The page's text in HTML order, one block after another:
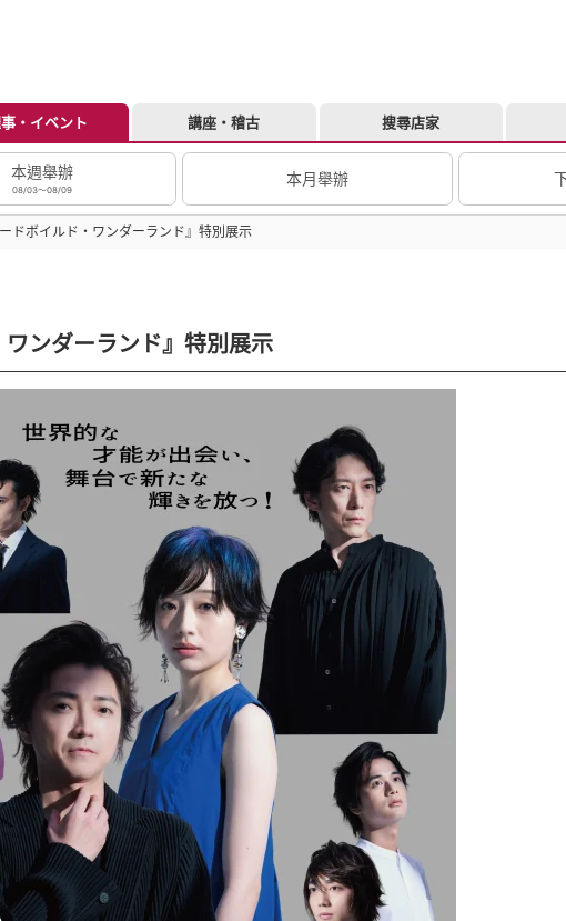
・イベント 講座・稽古 搜尋店家
本週舉辦
08/03～08/09
本月舉辦
ドボイルド・ワンダーランド』特別展示
ンダーランド』特別展示